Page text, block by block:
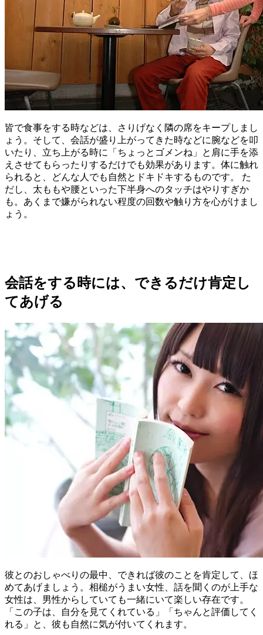
皆で食事をする時などは、さりげなく隣の席をキープしまし
ょう。そして、会話が盛り上がってきた時などに腕などを叩
いたり、立ち上がる時に「ちょっとゴメンね」と肩に手を添
えさせてもらったりするだけでも効果があります。体に触れ
られると、どんな人でも自然とドキドキするものです。 た
だし、太ももや腰といった下半身へのタッチはやりすぎか
も。あくまで嫌がられない程度の回数や触り方を心がけまし
ょう。
会話をする時には、できるだけ肯定し
てあげる
彼とのおしゃべりの最中、できれば彼のことを肯定して、ほ
めてあげましょう。相槌がうまい女性、話を聞くのが上手な
女性は、男性からしていても一緒にいて楽しい存在です。
「この子は、自分を見てくれている」「ちゃんと評価してく
れる」と、彼も自然に気が付いてくれます。